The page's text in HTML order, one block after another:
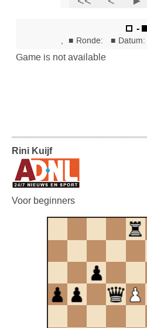
Rini Kuijf
Voor beginners